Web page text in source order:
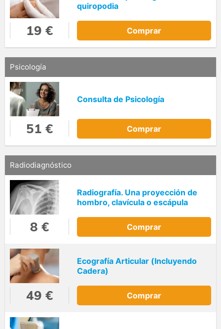
quiropodia
19 € Comprar
Psicología
Consulta de Psicología
51 € Comprar
Radiodiagnóstico
Radiografía. Una proyección de
hombro, clavícula o escápula
8 € Comprar
Ecografía Articular (Incluyendo
Cadera)
49 € Comprar